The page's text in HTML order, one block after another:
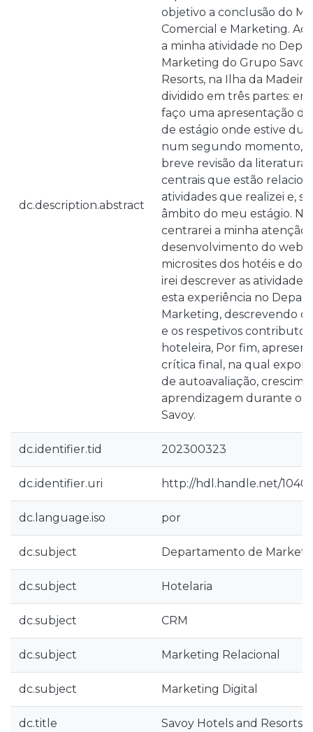
dc.description.abstract
objetivo a conclusão do
Comercial e Marketing.
a minha atividade no
Marketing do Grupo
Resorts, na Ilha da
dividido em três partes:
faço uma apresentação
de estágio onde estive
num segundo momento,
breve revisão da literatura,
centrais que estão
atividades que realizei e,
âmbito do meu estágio.
centrarei a minha atenção
desenvolvimento do
microsites dos hotéis e do
irei descrever as
esta experiência no
Marketing, descrevendo
e os respetivos
hoteleira, Por fim,
crítica final, na qual
de autoavaliação,
aprendizagem durante o
Savoy.
dc.identifier.tid 202300323
dc.identifier.uri http://hdl.handle.net/
dc.language.iso por
dc.subject Departamento de
dc.subject Hotelaria
dc.subject CRM
dc.subject Marketing Relacional
dc.subject Marketing Digital
dc.title Savoy Hotels and Resorts